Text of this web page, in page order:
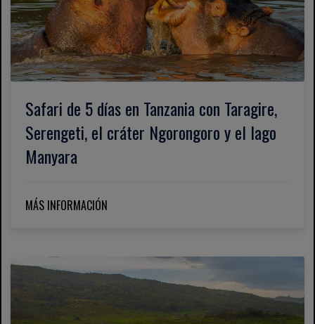
Safari de 5 días en Tanzania con Taragire,
Serengeti, el cráter Ngorongoro y el lago
Manyara
MÁS INFORMACIÓN